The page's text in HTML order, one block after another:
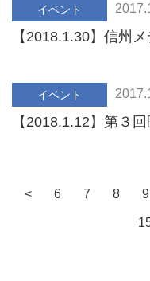
イベント
【2018.1.30】信州
イベント
【2018.1.12】第３
< 6 7 8 9